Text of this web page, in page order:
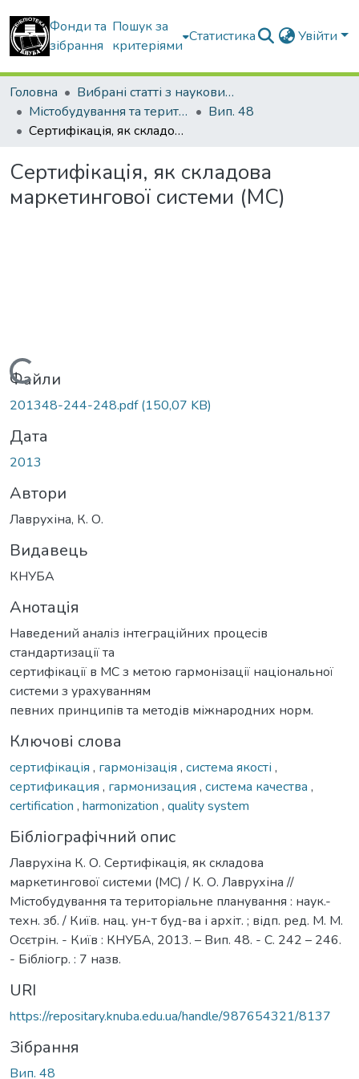
Фонди та
зібрання
Пошук за
критеріями
Статистика Увійти
Головна
Вибрані статті з наукових збірників КНУБА
Містобудування та територіальне планування
Вип. 48
Сертифікація, як складова маркетингової системи (МС)
Сертифікація, як складова
маркетингової системи (МС)
Вантажиться...
Файли
201348-244-248.pdf(150,07 KB)
Дата
2013
Автори
Лаврухіна, К. О.
Видавець
КНУБА
Анотація
Наведений аналіз інтеграційних процесів
стандартизації та
сертифікації в МС з метою гармонізації національної
системи з урахуванням
певних принципів та методів міжнародних норм.
Ключові слова
сертифікація , гармонізація , система якості ,
сертификация , гармонизация , система качества ,
certification , harmonization , quality system
Бібліографічний опис
Лаврухіна К. О. Сертифікація, як складова
маркетингової системи (МС) / К. О. Лаврухіна //
Містобудування та територіальне планування : наук.-
техн. зб. / Київ. нац. ун-т буд-ва і архіт. ; відп. ред. М. М.
Осєтрін. - Київ : КНУБА, 2013. – Вип. 48. - С. 242 – 246.
- Бібліогр. : 7 назв.
URI
https://repositary.knuba.edu.ua/handle/987654321/8137
Зібрання
Вип. 48